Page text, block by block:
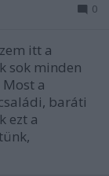
0
itt a
sok minden
a
baráti
ezt a